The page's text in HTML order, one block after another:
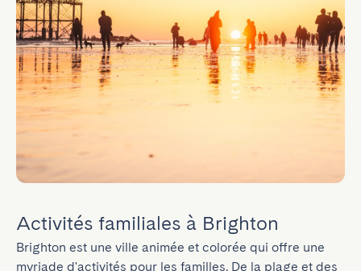
Activités familiales à Brighton
Brighton est une ville animée et colorée qui offre une
myriade d'activités pour les familles. De la plage et des